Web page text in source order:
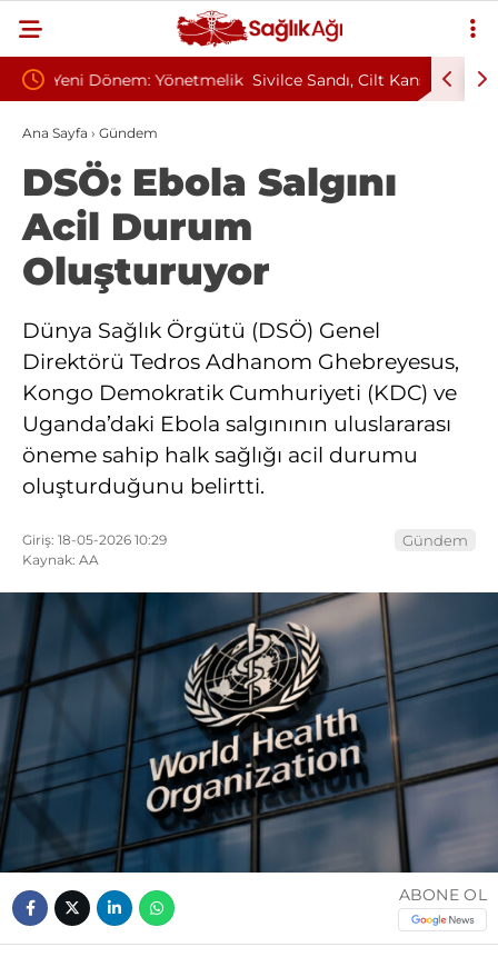
Sivilce Sandı, Cilt Kanseri Çıktı: Ameliyattan 60
Dikişle Uyandı
Baş
Ana Sayfa › Gündem
DSÖ: Ebola Salgını
Acil Durum
Oluşturuyor
Dünya Sağlık Örgütü (DSÖ) Genel
Direktörü Tedros Adhanom Ghebreyesus,
Kongo Demokratik Cumhuriyeti (KDC) ve
Uganda’daki Ebola salgınının uluslararası
öneme sahip halk sağlığı acil durumu
oluşturduğunu belirtti.
Giriş: 18-05-2026 10:29
Kaynak: AA
Gündem
ABONE OL